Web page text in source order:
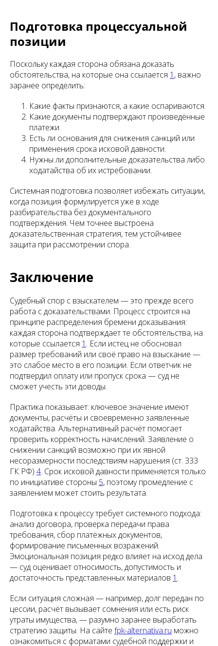
Подготовка процессуальной
позиции
Поскольку каждая сторона обязана доказать
обстоятельства, на которые она ссылается 1 , важно
заранее определить:
Какие факты признаются, а какие оспариваются.
Какие документы подтверждают произведённые
платежи.
Есть ли основания для снижения санкций или
применения срока исковой давности.
Нужны ли дополнительные доказательства либо
ходатайства об их истребовании.
Системная подготовка позволяет избежать ситуации,
когда позиция формулируется уже в ходе
разбирательства без документального
подтверждения. Чем точнее выстроена
доказательственная стратегия, тем устойчивее
защита при рассмотрении спора.
Заключение
Судебный спор с взыскателем — это прежде всего
работа с доказательствами. Процесс строится на
принципе распределения бремени доказывания:
каждая сторона подтверждает те обстоятельства, на
которые ссылается 1 . Если истец не обосновал
размер требований или своё право на взыскание —
это слабое место в его позиции. Если ответчик не
подтвердил оплату или пропуск срока — суд не
сможет учесть эти доводы.
Практика показывает: ключевое значение имеют
документы, расчёты и своевременно заявленные
ходатайства. Альтернативный расчёт помогает
проверить корректность начислений. Заявление о
снижении санкций возможно при их явной
несоразмерности последствиям нарушения (ст. 333
ГК РФ) 4. Срок исковой давности применяется только
по инициативе стороны 5, поэтому промедление с
заявлением может стоить результата.
Подготовка к процессу требует системного подхода:
анализ договора, проверка передачи права
требования, сбор платёжных документов,
формирование письменных возражений.
Эмоциональная позиция редко влияет на исход дела
— суд оценивает относимость, допустимость и
достаточность представленных материалов 1 .
Если ситуация сложная — например, долг передан по
цессии, расчёт вызывает сомнения или есть риск
утраты имущества, — разумно заранее выработать
стратегию защиты. На сайте fpk-alternativa.ru можно
ознакомиться с форматами судебной поддержки и